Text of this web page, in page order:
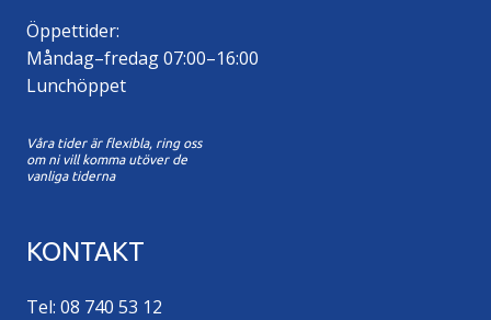
Öppettider:
Måndag–fredag 07:00–16:00
Lunchöppet
Våra tider är flexibla, ring oss
om ni vill komma utöver de
vanliga tiderna
KONTAKT
Tel: 08 740 53 12